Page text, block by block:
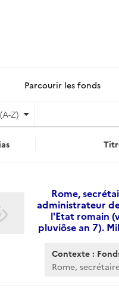
Parcourir les fonds
Z)
Rome,
administrateur
l'Etat romain
pluviôse an 7).
Contexte :
Rome,